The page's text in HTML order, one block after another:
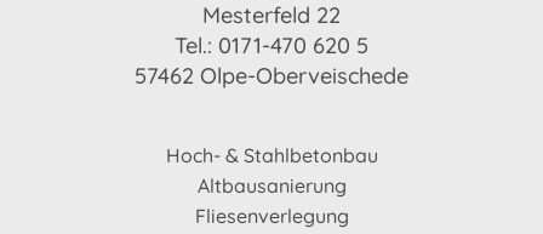
Mesterfeld 22
Tel.: 0171-470 620 5
57462 Olpe-Oberveischede
Hoch- & Stahlbetonbau
Altbausanierung
Fliesenverlegung